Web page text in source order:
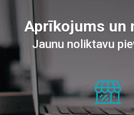
Aprīkojums un
Jaunu noliktavu